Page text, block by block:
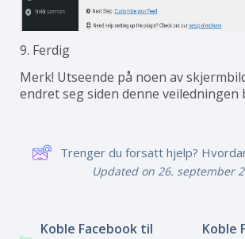
9. Ferdig
Merk! Utseende på noen av
endret seg siden denne veiledningen
Trenger du forsatt hjelp?
Updated on 26. september
Koble Facebook til Koble